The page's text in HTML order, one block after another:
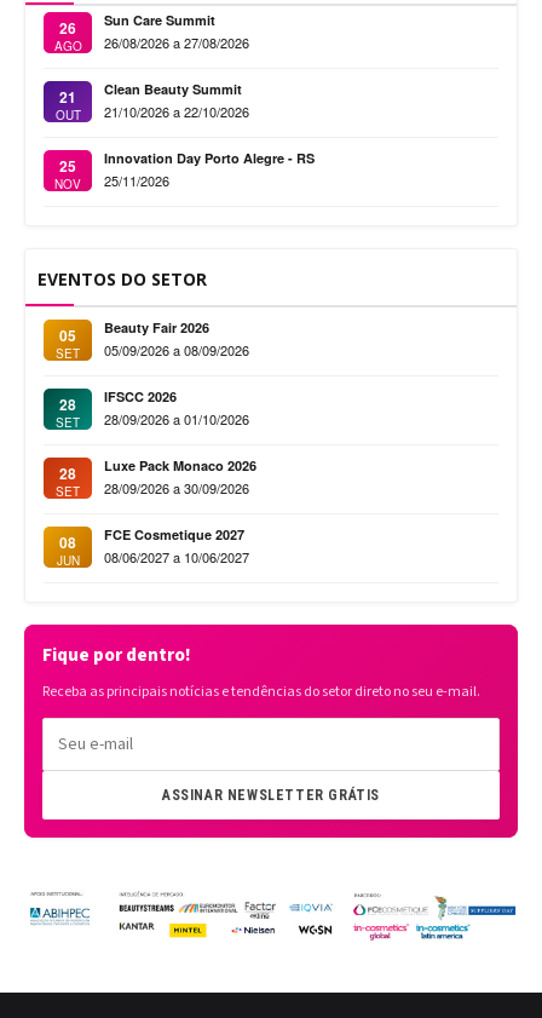
26
AGO
Sun Care Summit
26/08/2026 a 27/08/2026
21
OUT
Clean Beauty Summit
21/10/2026 a 22/10/2026
25
NOV
Innovation Day Porto Alegre - RS
25/11/2026
EVENTOS DO SETOR
05
SET
Beauty Fair 2026
05/09/2026 a 08/09/2026
28
SET
IFSCC 2026
28/09/2026 a 01/10/2026
28
SET
Luxe Pack Monaco 2026
28/09/2026 a 30/09/2026
08
JUN
FCE Cosmetique 2027
08/06/2027 a 10/06/2027
Fique por dentro!
Receba as principais notícias e tendências do setor direto no seu e-mail.
ASSINAR NEWSLETTER GRÁTIS